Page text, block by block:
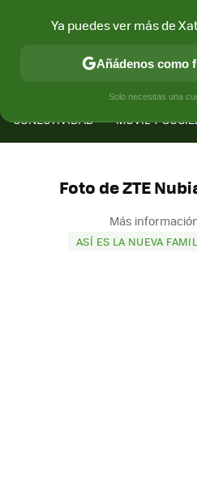
CONECTIVIDAD MÓVIL Y
Foto de ZTE
Más
ASÍ ES LA NUEVA
Ya puedes ver más de
Añádenos como
Solo necesitas una